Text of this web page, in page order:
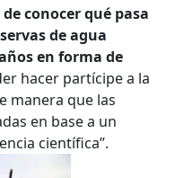
conocer qué pasa
de agua
en forma de
hacer partícipe a la
manera que las
en base a un
científica”.